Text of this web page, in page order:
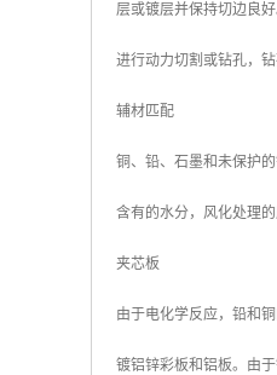
层或镀层并保持切边良
进行动力切割或钻孔，
辅材匹配
铜、铅、石墨和未保护
含有的水分，风化处理
夹芯板
由于电化学反应，铅和
镀铝锌彩板和铝板。由